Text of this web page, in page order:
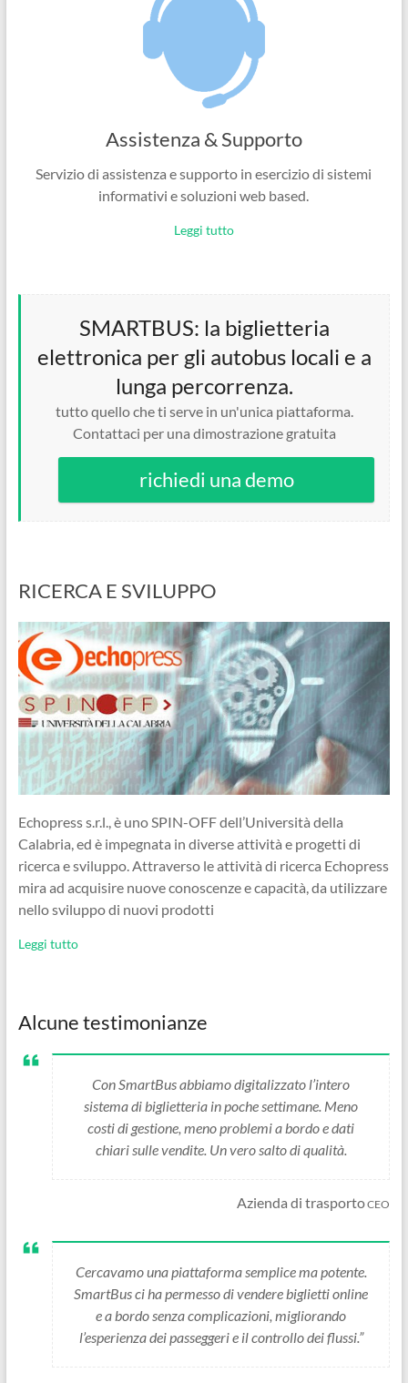
Assistenza & Supporto
Servizio di assistenza e supporto in esercizio di sistemi
informativi e soluzioni web based.
Leggi tutto
SMARTBUS: la biglietteria
elettronica per gli autobus locali e a
lunga percorrenza.
tutto quello che ti serve in un'unica piattaforma.
Contattaci per una dimostrazione gratuita
richiedi una demo
RICERCA E SVILUPPO
Echopress s.r.l., è uno SPIN-OFF dell’Università della
Calabria, ed è impegnata in diverse attività e progetti di
ricerca e sviluppo. Attraverso le attività di ricerca Echopress
mira ad acquisire nuove conoscenze e capacità, da utilizzare
nello sviluppo di nuovi prodotti
Leggi tutto
Alcune testimonianze
Con SmartBus abbiamo digitalizzato l’intero
sistema di biglietteria in poche settimane. Meno
costi di gestione, meno problemi a bordo e dati
chiari sulle vendite. Un vero salto di qualità.
Azienda di trasportoCEO
Cercavamo una piattaforma semplice ma potente.
SmartBus ci ha permesso di vendere biglietti online
e a bordo senza complicazioni, migliorando
l’esperienza dei passeggeri e il controllo dei flussi.”